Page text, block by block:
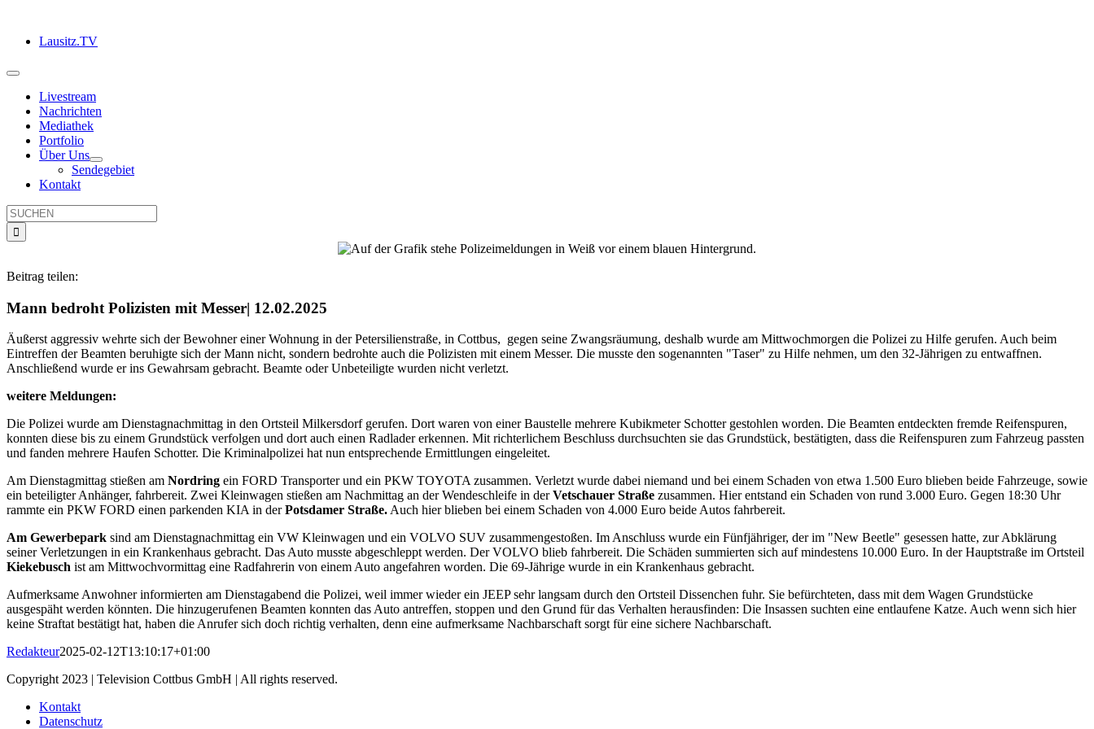
springenLausitz.TV
Toggle
NavigationLivestream
Nachrichten
Mediathek
Portfolio
Über Uns
Sendegebiet
Kontakt
Suche
nach:
Beitrag teilen:
Mann bedroht Polizisten mit Messer| 12.02.2025
Äußerst aggressiv wehrte sich der Bewohner einer Wohnung in der Petersilienstraße, in Cottbus, gegen seine Zwangsräumung, deshalb wurde am Mittwochmorgen die Polizei zu Hilfe gerufen. Auch beim
Eintreffen der Beamten beruhigte sich der Mann nicht, sondern bedrohte auch die Polizisten mit einem Messer. Die musste den sogenannten "Taser" zu Hilfe nehmen, um den 32-Jährigen zu entwaffnen.
Anschließend wurde er ins Gewahrsam gebracht. Beamte oder Unbeteiligte wurden nicht verletzt.
weitere Meldungen:
Die Polizei wurde am Dienstagnachmittag in den Ortsteil Milkersdorf gerufen. Dort waren von einer Baustelle mehrere Kubikmeter Schotter gestohlen worden. Die Beamten entdeckten fremde Reifenspuren,
konnten diese bis zu einem Grundstück verfolgen und dort auch einen Radlader erkennen. Mit richterlichem Beschluss durchsuchten sie das Grundstück, bestätigten, dass die Reifenspuren zum Fahrzeug passten
und fanden mehrere Haufen Schotter. Die Kriminalpolizei hat nun entsprechende Ermittlungen eingeleitet.
Am Dienstagmittag stießen am Nordring ein FORD Transporter und ein PKW TOYOTA zusammen. Verletzt wurde dabei niemand und bei einem Schaden von etwa 1.500 Euro blieben beide Fahrzeuge, sowie
ein beteiligter Anhänger, fahrbereit. Zwei Kleinwagen stießen am Nachmittag an der Wendeschleife in derVetschauer Straße zusammen. Hier entstand ein Schaden von rund 3.000 Euro. Gegen 18:30 Uhr
rammte ein PKW FORD einen parkenden KIA in derPotsdamer Straße.Auch hier blieben bei einem Schaden von 4.000 Euro beide Autos fahrbereit.
Am Gewerbepark sind am Dienstagnachmittag ein VW Kleinwagen und ein VOLVO SUV zusammengestoßen. Im Anschluss wurde ein Fünfjähriger, der im "New Beetle" gesessen hatte, zur Abklärung
seiner Verletzungen in ein Krankenhaus gebracht. Das Auto musste abgeschleppt werden. Der VOLVO blieb fahrbereit. Die Schäden summierten sich auf mindestens 10.000 Euro. In der Hauptstraße im Ortsteil
Kiekebusch ist am Mittwochvormittag eine Radfahrerin von einem Auto angefahren worden. Die 69-Jährige wurde in ein Krankenhaus gebracht.
Aufmerksame Anwohner informierten am Dienstagabend die Polizei, weil immer wieder ein JEEP sehr langsam durch den Ortsteil Dissenchen fuhr. Sie befürchteten, dass mit dem Wagen Grundstücke
ausgespäht werden könnten. Die hinzugerufenen Beamten konnten das Auto antreffen, stoppen und den Grund für das Verhalten herausfinden: Die Insassen suchten eine entlaufene Katze. Auch wenn sich hier
keine Straftat bestätigt hat, haben die Anrufer sich doch richtig verhalten, denn eine aufmerksame Nachbarschaft sorgt für eine sichere Nachbarschaft.
Redakteur2025-02-12T13:10:17+01:00
Copyright 2023 | Television Cottbus GmbH | All rights reserved.
Kontakt
Datenschutz